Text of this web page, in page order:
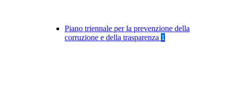
Piano triennale per la prevenzione della
corruzione e della trasparenza 1